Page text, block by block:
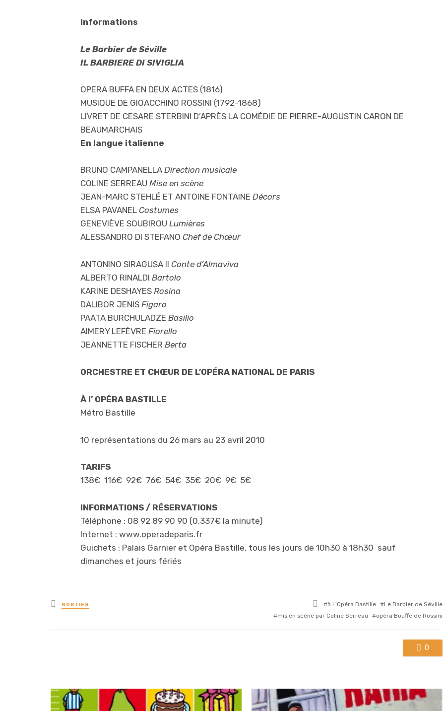
Informations
Le Barbier de Séville
IL BARBIERE DI SIVIGLIA
OPERA BUFFA EN DEUX ACTES (1816)
MUSIQUE DE GIOACCHINO ROSSINI (1792-1868)
LIVRET DE CESARE STERBINI D’APRÈS LA COMÉDIE DE PIERRE-AUGUSTIN CARON DE
BEAUMARCHAIS
En langue italienne
BRUNO CAMPANELLA Direction musicale
COLINE SERREAU Mise en scène
JEAN-MARC STEHLÉ ET ANTOINE FONTAINE Décors
ELSA PAVANEL Costumes
GENEVIÈVE SOUBIROU Lumières
ALESSANDRO DI STEFANO Chef de Chœur
ANTONINO SIRAGUSA Il Conte d’Almaviva
ALBERTO RINALDI Bartolo
KARINE DESHAYES Rosina
DALIBOR JENIS Figaro
PAATA BURCHULADZE Basilio
AIMERY LEFÈVRE Fiorello
JEANNETTE FISCHER Berta
ORCHESTRE ET CHŒUR DE L’OPÉRA NATIONAL DE PARIS
À l’ OPÉRA BASTILLE
Métro Bastille
10 représentations du 26 mars au 23 avril 2010
TARIFS
138€ 116€ 92€ 76€ 54€ 35€ 20€ 9€ 5€
INFORMATIONS / RÉSERVATIONS
Téléphone : 08 92 89 90 90 (0,337€ la minute)
Internet : www.operadeparis.fr
Guichets : Palais Garnier et Opéra Bastille, tous les jours de 10h30 à 18h30 sauf
dimanches et jours fériés
Posted
in
SORTIES
Tagged
with
à L'Opéra Bastille
Le Barbier de Séville
mis en scène par Coline Serreau
opéra Bouffe de Rossini
0